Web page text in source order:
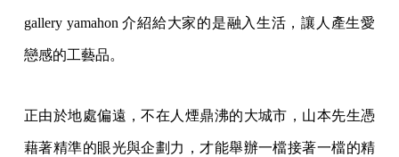
gallery yamahon 介紹給大家的是融入生活，讓人產生愛
戀感的工藝品。
正由於地處偏遠，不在人煙鼎沸的大城市，山本先生憑
藉著精準的眼光與企劃力，才能舉辦一檔接著一檔的精